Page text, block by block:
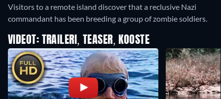
Visitors to a remote island discover that a reclusive Nazi
commandant has been breeding a group of zombie soldiers.
VIDEOT: TRAILERI, TEASER, KOOSTE